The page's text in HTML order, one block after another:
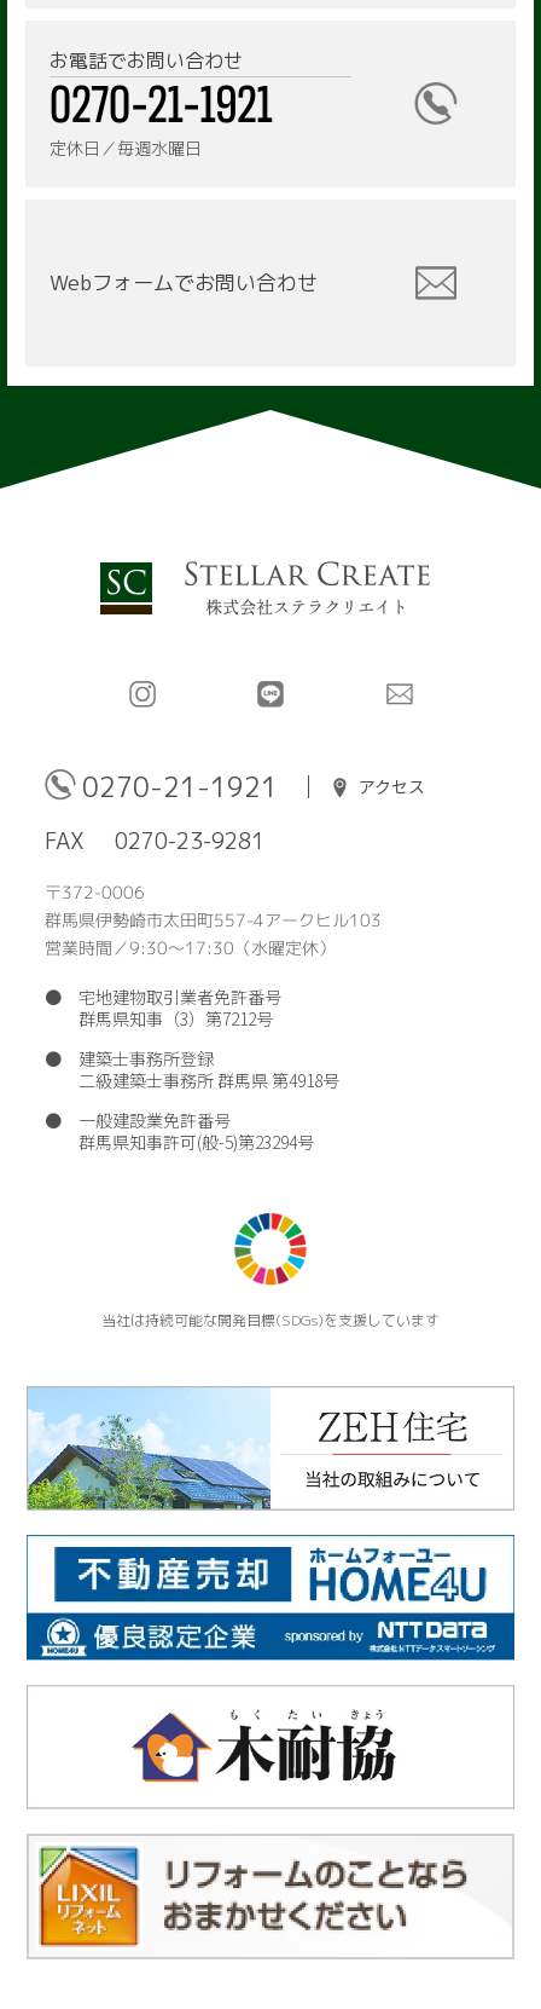
お電話でお問い合わせ
定休日／毎週水曜日
Webフォームでお問い合わせ
0270-21-1921 アクセス
FAX 0270-23-9281
〒372-0006
群馬県伊勢崎市太田町557-4アークヒル103
営業時間／9:30〜17:30（水曜定休）
● 宅地建物取引業者免許番号
群馬県知事（3）第7212号
● 建築士事務所登録
二級建築士事務所 群馬県 第4918号
●
一般建設業免許番号
群馬県知事許可(般-5)第23294号
当社は持続可能な開発目標(SDGs)を支援しています